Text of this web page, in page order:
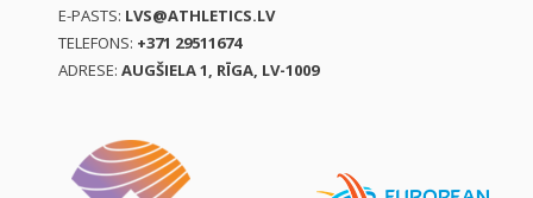
E-PASTS: LVS@ATHLETICS.LV
TELEFONS: +371 29511674
ADRESE: AUGŠIELA 1, RĪGA, LV-1009